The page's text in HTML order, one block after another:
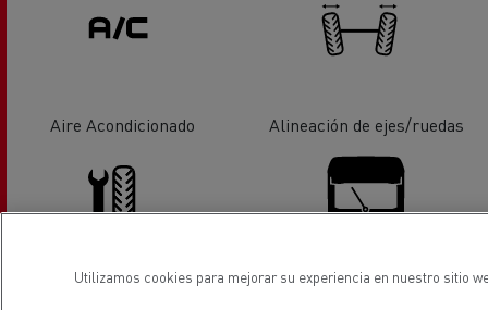
Aire Acondicionado Alineación de ejes/ruedas
Servicio de neumáticos Sustitución de lunas
Utilizamos cookies para mejorar su experiencia en nuestro sitio